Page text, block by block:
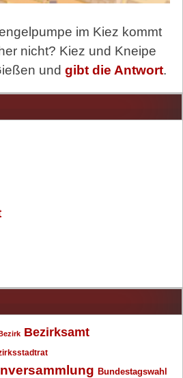
im Kiez kommt
nicht? Kiez und Kneipe
und gibt die Antwort.
Bezirksamt
Bundestagswahl